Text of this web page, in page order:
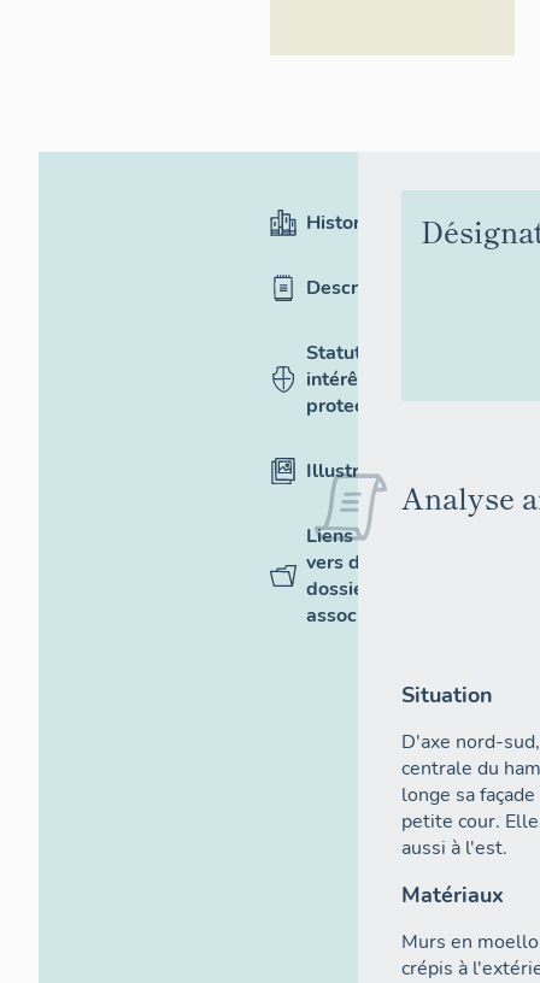
Historique
Description
Statut,
intérêt et
protection
Illustrations
Liens
vers des
dossiers
associés
Analyse
Situation
D'axe nord-
centrale du
longe sa
petite cour.
aussi à l'est.
Matériaux
Murs en
crépis à